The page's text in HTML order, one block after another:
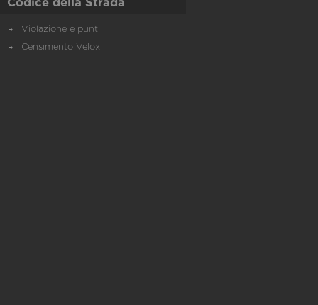
Codice della Strada
Violazione e punti
Censimento Velox